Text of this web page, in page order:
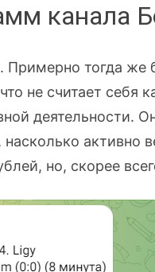
канала
Примерно тогда
не считает себя
деятельности.
активно
но, скорее